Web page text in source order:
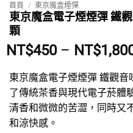
首頁 / 東京魔盒煙彈
東京魔盒電子煙煙彈 鐵
顆
NT$450 – NT$
東京魔盒電子煙煙彈 鐵觀
了傳統茶香與現代電子菸體
清香和微微的苦澀，同時又
和涼快感。